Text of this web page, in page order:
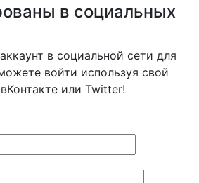
в социальных
в социальной сети для
войти используя свой
или Twitter!